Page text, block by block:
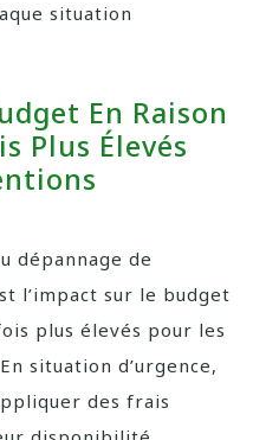
situation
En Raison
Plus Élevés
dépannage de
l’impact sur le budget
plus élevés pour les
situation d’urgence,
des frais